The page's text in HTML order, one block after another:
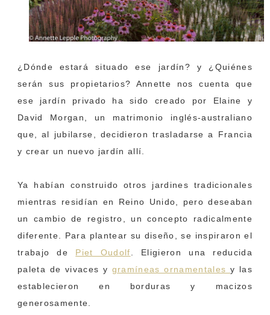
¿Dónde estará situado ese jardín? y ¿Quiénes
serán sus propietarios? Annette nos cuenta que
ese jardín privado ha sido creado por Elaine y
David Morgan, un matrimonio inglés-australiano
que, al jubilarse, decidieron trasladarse a Francia
y crear un nuevo jardín allí.
Ya habían construido otros jardines tradicionales
mientras residían en Reino Unido, pero deseaban
un cambio de registro, un concepto radicalmente
diferente. Para plantear su diseño, se inspiraron el
trabajo de Piet Oudolf
. Eligieron una reducida
paleta de vivaces y gramíneas ornamentalesy las
establecieron en borduras y macizos
generosamente.